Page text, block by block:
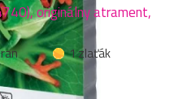
originálny atrament,
1 zlaťák